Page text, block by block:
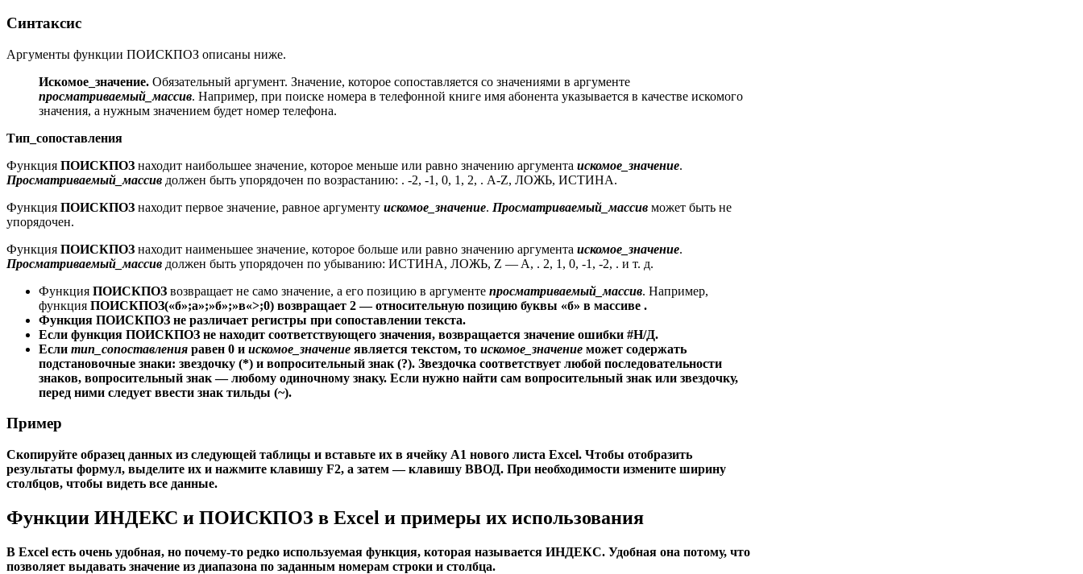
Синтаксис
Аргументы функции ПОИСКПОЗ описаны ниже.
Искомое_значение. Обязательный аргумент. Значение, которое сопоставляется со значениями в аргументе
просматриваемый_массив. Например, при поиске номера в телефонной книге имя абонента указывается в качестве искомого
значения, а нужным значением будет номер телефона.
Тип_сопоставления
Функция ПОИСКПОЗ находит наибольшее значение, которое меньше или равно значению аргумента искомое_значение.
Просматриваемый_массив должен быть упорядочен по возрастанию: . -2, -1, 0, 1, 2, . A-Z, ЛОЖЬ, ИСТИНА.
Функция ПОИСКПОЗ находит первое значение, равное аргументу искомое_значение. Просматриваемый_массив может быть не
упорядочен.
Функция ПОИСКПОЗ находит наименьшее значение, которое больше или равно значению аргумента искомое_значение.
Просматриваемый_массив должен быть упорядочен по убыванию: ИСТИНА, ЛОЖЬ, Z — A, . 2, 1, 0, -1, -2, . и т. д.
Функция ПОИСКПОЗ возвращает не само значение, а его позицию в аргументе просматриваемый_массив. Например,
функция ПОИСКПОЗ(«б»;а»;»б»;»в«>;0) возвращает 2 — относительную позицию буквы «б» в массиве .
Функция ПОИСКПОЗ не различает регистры при сопоставлении текста.
Если функция ПОИСКПОЗ не находит соответствующего значения, возвращается значение ошибки #Н/Д.
Если тип_сопоставления равен 0 и искомое_значение является текстом, то искомое_значение может содержать
подстановочные знаки: звездочку (*) и вопросительный знак (?). Звездочка соответствует любой последовательности
знаков, вопросительный знак — любому одиночному знаку. Если нужно найти сам вопросительный знак или звездочку,
перед ними следует ввести знак тильды (~).
Пример
Скопируйте образец данных из следующей таблицы и вставьте их в ячейку A1 нового листа Excel. Чтобы отобразить
результаты формул, выделите их и нажмите клавишу F2, а затем — клавишу ВВОД. При необходимости измените ширину
столбцов, чтобы видеть все данные.
Функции ИНДЕКС и ПОИСКПОЗ в Excel и примеры их использования
В Excel есть очень удобная, но почему-то редко используемая функция, которая называется ИНДЕКС. Удобная она потому, что
позволяет выдавать значение из диапазона по заданным номерам строки и столбца.